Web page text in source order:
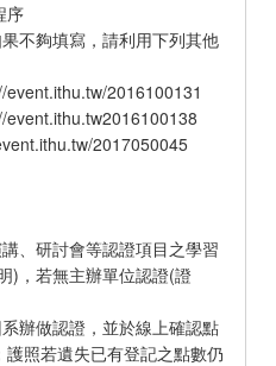
序
不夠填寫，請利用下列其他
2016100131
2017050045
、研討會等認證項目之學習
)，若無主辦單位認證(證
辦做認證，並於線上確認點
照若遺失已有登記之點數仍